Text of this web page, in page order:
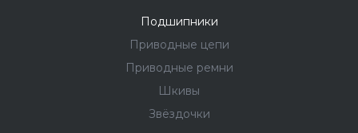
Подшипники
Приводные цепи
Приводные ремни
Шкивы
Звёздочки